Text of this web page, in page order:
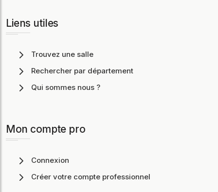
Liens utiles
Trouvez une salle
Rechercher par département
Qui sommes nous ?
Mon compte pro
Connexion
Créer votre compte professionnel